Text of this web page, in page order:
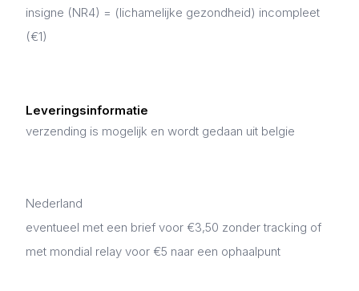
insigne (NR4) = (lichamelijke gezondheid) incompleet
(€1)
Leveringsinformatie
verzending is mogelijk en wordt gedaan uit belgie
Nederland
eventueel met een brief voor €3,50 zonder tracking of
met mondial relay voor €5 naar een ophaalpunt